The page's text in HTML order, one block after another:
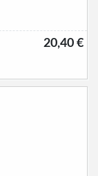
20,40 €